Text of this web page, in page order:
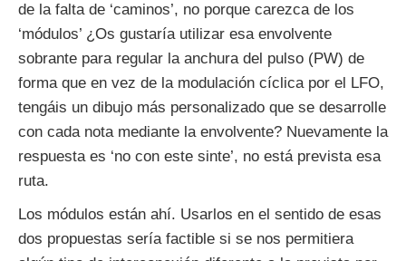
de la falta de ‘caminos’, no porque carezca de los
‘módulos’ ¿Os gustaría utilizar esa envolvente
sobrante para regular la anchura del pulso (PW) de
forma que en vez de la modulación cíclica por el LFO,
tengáis un dibujo más personalizado que se desarrolle
con cada nota mediante la envolvente? Nuevamente la
respuesta es ‘no con este sinte’, no está prevista esa
ruta.
Los módulos están ahí. Usarlos en el sentido de esas
dos propuestas sería factible si se nos permitiera